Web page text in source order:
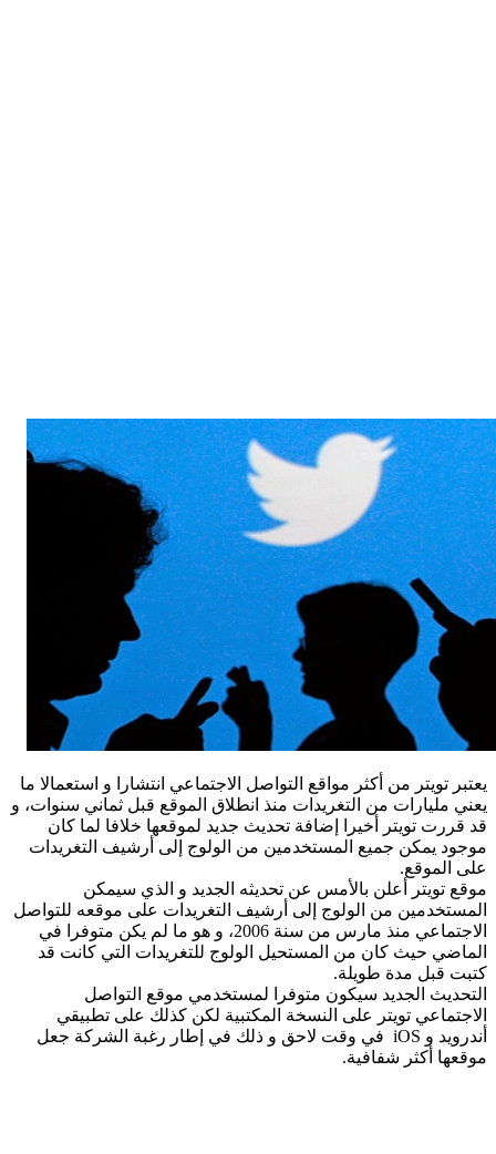
يعتبر تويتر من أكثر مواقع التواصل الاجتماعي انتشارا و استعمالا ما
يعني مليارات من التغريدات منذ انطلاق الموقع قبل ثماني سنوات، و
قد قررت تويتر أخيرا إضافة تحديث جديد لموقعها خلافا لما كان
موجود يمكن جميع المستخدمين من الولوج إلى أرشيف التغريدات
على الموقع.
موقع تويتر أعلن بالأمس عن تحديثه الجديد و الذي سيمكن
المستخدمين من الولوج إلى أرشيف التغريدات على موقعه للتواصل
الاجتماعي منذ مارس من سنة 2006، و هو ما لم يكن متوفرا في
الماضي حيث كان من المستحيل الولوج للتغريدات التي كانت قد
كتبت قبل مدة طويلة.
التحديث الجديد سيكون متوفرا لمستخدمي موقع التواصل
الاجتماعي تويتر على النسخة المكتبية لكن كذلك على تطبيقي
أندرويد و iOS في وقت لاحق و ذلك في إطار رغبة الشركة جعل
موقعها أكثر شفافية.